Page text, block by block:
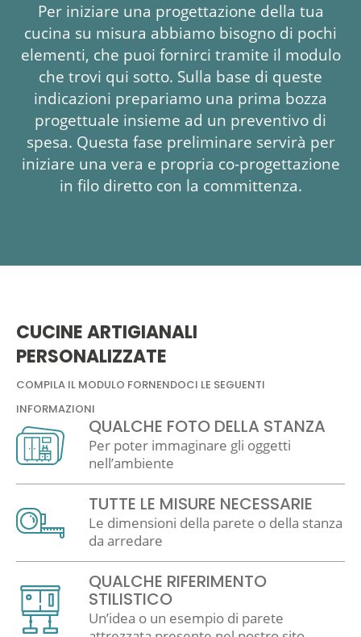
Per iniziare una progettazione della tua
cucina su misura abbiamo bisogno di pochi
elementi, che puoi fornirci tramite il modulo
che trovi qui sotto. Sulla base di queste
indicazioni prepariamo una prima bozza
progettuale insieme ad un preventivo di
spesa. Questa fase preliminare servirà per
iniziare una vera e propria co-progettazione
in filo diretto con la committenza.
CUCINE ARTIGIANALI
PERSONALIZZATE
COMPILA IL MODULO FORNENDOCI LE SEGUENTI
INFORMAZIONI
QUALCHE FOTO DELLA STANZA
Per poter immaginare gli oggetti
nell’ambiente
TUTTE LE MISURE NECESSARIE
Le dimensioni della parete o della stanza
da arredare
QUALCHE RIFERIMENTO
STILISTICO
Un’idea o un esempio di parete